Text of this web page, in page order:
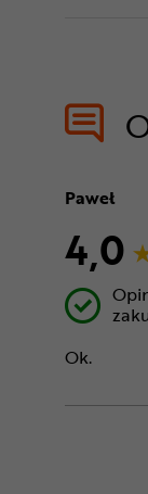
Paweł
4,0
Ok.